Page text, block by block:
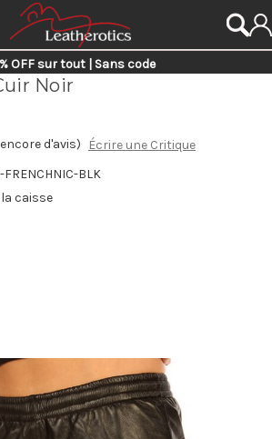
OFF sur tout | Sans code
Noir
d'avis)
Écrire une Critique
FRENCHNIC-BLK
caisse